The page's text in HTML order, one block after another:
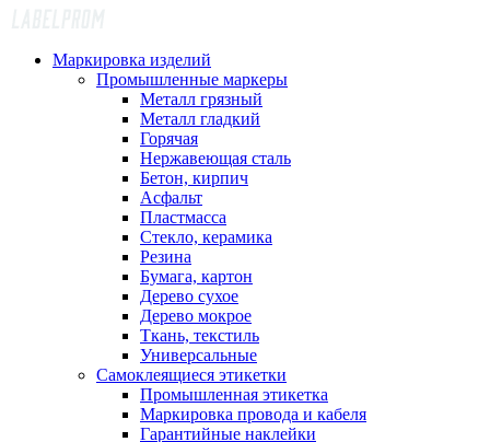
Маркировка изделий
Промышленные маркеры
Металл грязный
Металл гладкий
Горячая
Нержавеющая сталь
Бетон, кирпич
Асфальт
Пластмасса
Стекло, керамика
Резина
Бумага, картон
Дерево сухое
Дерево мокрое
Ткань, текстиль
Универсальные
Самоклеящиеся этикетки
Промышленная этикетка
Маркировка провода и кабеля
Гарантийные наклейки